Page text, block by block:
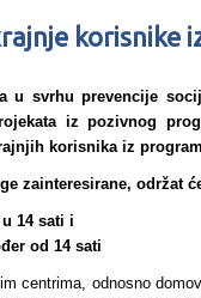
korisnike
u svrhu prevencije
iz pozivnog
korisnika iz
zainteresirane, održat
14 sati i
od 14 sati
centrima, odnosno